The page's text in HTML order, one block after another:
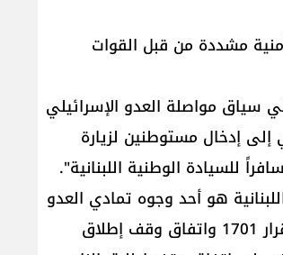
مشددة من قبل القوات
سياق مواصلة العدو الإسرائيلي
إلى إدخال مستوطنين لزيارة
للسيادة الوطنية اللبنانية".
هو أحد وجوه تمادي العدو
في خرق القوانين والقرارات الدولية والاتفاقيات ذات الصلة، ولا سيما القرار 1701 واتفاق وقف إطلاق